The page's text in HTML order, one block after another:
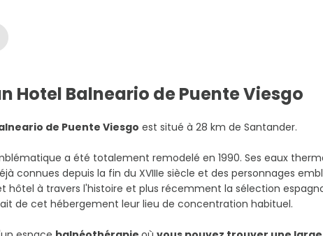
Hotel Balneario de Puente Viesgo
de Puente Viesgo est situé à 28 km de Santander.
a été totalement remodelé en 1990. Ses eaux
connues depuis la fin du XVIIIe siècle et des personnages
hôtel à travers l'histoire et plus récemment la sélection
de cet hébergement leur lieu de concentration habituel.